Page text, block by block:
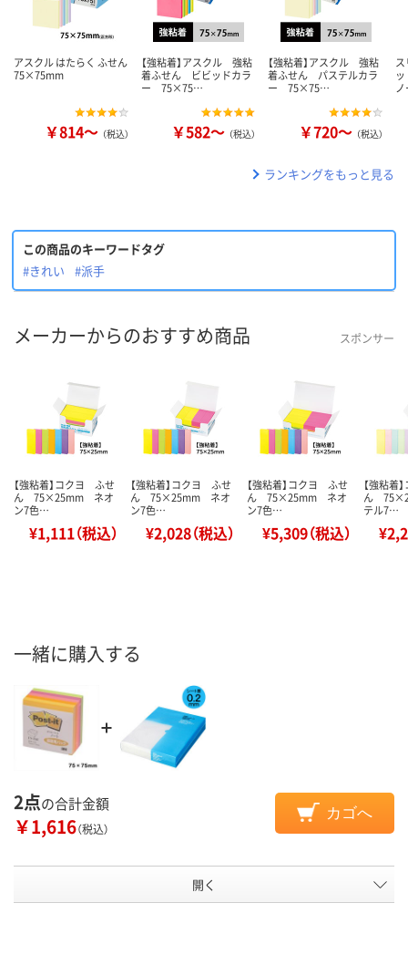
アスクル はたらく ふせん
75×75mm
￥814～ （税込）
【強粘着】アスクル 強粘
着ふせん ビビッドカラ
ー 75×75…
￥582～ （税込）
【強粘着】アスクル 強粘
着ふせん パステルカラ
ー 75×75…
￥720～ （税込）
ランキングをもっと見る
この商品のキーワードタグ
#きれい
#派手
メーカーからのおすすめ商品 スポンサー
【強粘着】コクヨ ふせ
ん 75×25mm ネオ
ン7色…
¥1,111（税込）
【強粘着】コクヨ ふせ
ん 75×25mm ネオ
ン7色…
¥2,028（税込）
【強粘着】コクヨ ふせ
ん 75×25mm ネオ
ン7色…
¥5,309（税込）
【強粘着
ん
テル7…
一緒に購入する
2点の合計金額
￥1,616（税込）
カゴへ
開く